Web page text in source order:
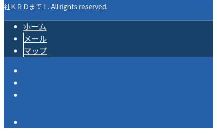
社ＫＲＤまで！. All rights reserved.
ホーム
メール
マップ